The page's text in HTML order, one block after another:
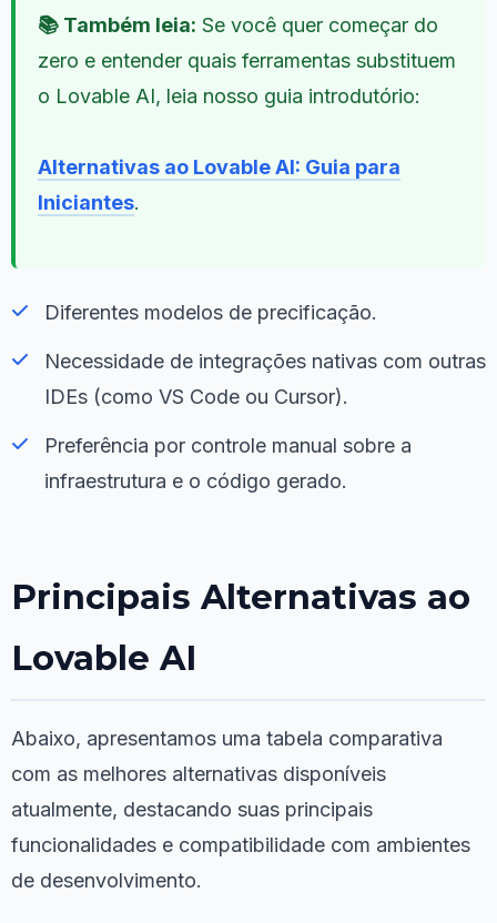
📚 Também leia: Se você quer começar do
zero e entender quais ferramentas substituem
o Lovable AI, leia nosso guia introdutório:
Alternativas ao Lovable AI: Guia para
Iniciantes.
Diferentes modelos de precificação.
Necessidade de integrações nativas com outras
IDEs (como VS Code ou Cursor).
Preferência por controle manual sobre a
infraestrutura e o código gerado.
Principais Alternativas ao
Lovable AI
Abaixo, apresentamos uma tabela comparativa
com as melhores alternativas disponíveis
atualmente, destacando suas principais
funcionalidades e compatibilidade com ambientes
de desenvolvimento.